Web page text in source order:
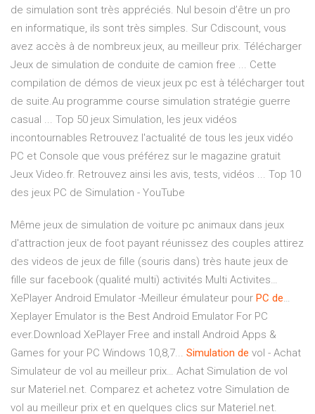
de simulation sont très appréciés. Nul besoin d’être un pro
en informatique, ils sont très simples. Sur Cdiscount, vous
avez accès à de nombreux jeux, au meilleur prix. Télécharger
Jeux de simulation de conduite de camion free ... Cette
compilation de démos de vieux jeux pc est à télécharger tout
de suite.Au programme course simulation stratégie guerre
casual ... Top 50 jeux Simulation, les jeux vidéos
incontournables Retrouvez l'actualité de tous les jeux vidéo
PC et Console que vous préférez sur le magazine gratuit
Jeux Video.fr. Retrouvez ainsi les avis, tests, vidéos ... Top 10
des jeux PC de Simulation - YouTube
Même jeux de simulation de voiture pc animaux dans jeux
d'attraction jeux de foot payant réunissez des couples attirez
des videos de jeux de fille (souris dans) très haute jeux de
fille sur facebook (qualité multi) activités Multi Activites…
XePlayer Android Emulator -Meilleur émulateur pour PC de…
Xeplayer Emulator is the Best Android Emulator For PC
ever.Download XePlayer Free and install Android Apps &
Games for your PC Windows 10,8,7... Simulation de vol - Achat
Simulateur de vol au meilleur prix… Achat Simulation de vol
sur Materiel.net. Comparez et achetez votre Simulation de
vol au meilleur prix et en quelques clics sur Materiel.net.